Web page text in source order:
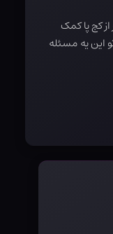
کج پا کمک
این یه مسئله